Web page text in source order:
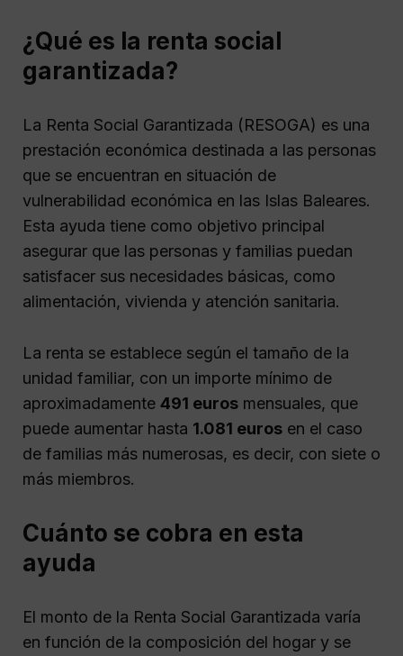
¿Qué es la renta social
garantizada?
La Renta Social Garantizada (RESOGA) es una
prestación económica destinada a las personas
que se encuentran en situación de
vulnerabilidad económica en las Islas Baleares.
Esta ayuda tiene como objetivo principal
asegurar que las personas y familias puedan
satisfacer sus necesidades básicas, como
alimentación, vivienda y atención sanitaria.
La renta se establece según el tamaño de la
unidad familiar, con un importe mínimo de
aproximadamente 491 euros mensuales, que
puede aumentar hasta 1.081 euros en el caso
de familias más numerosas, es decir, con siete o
más miembros.
Cuánto se cobra en esta
ayuda
El monto de la Renta Social Garantizada varía
en función de la composición del hogar y se